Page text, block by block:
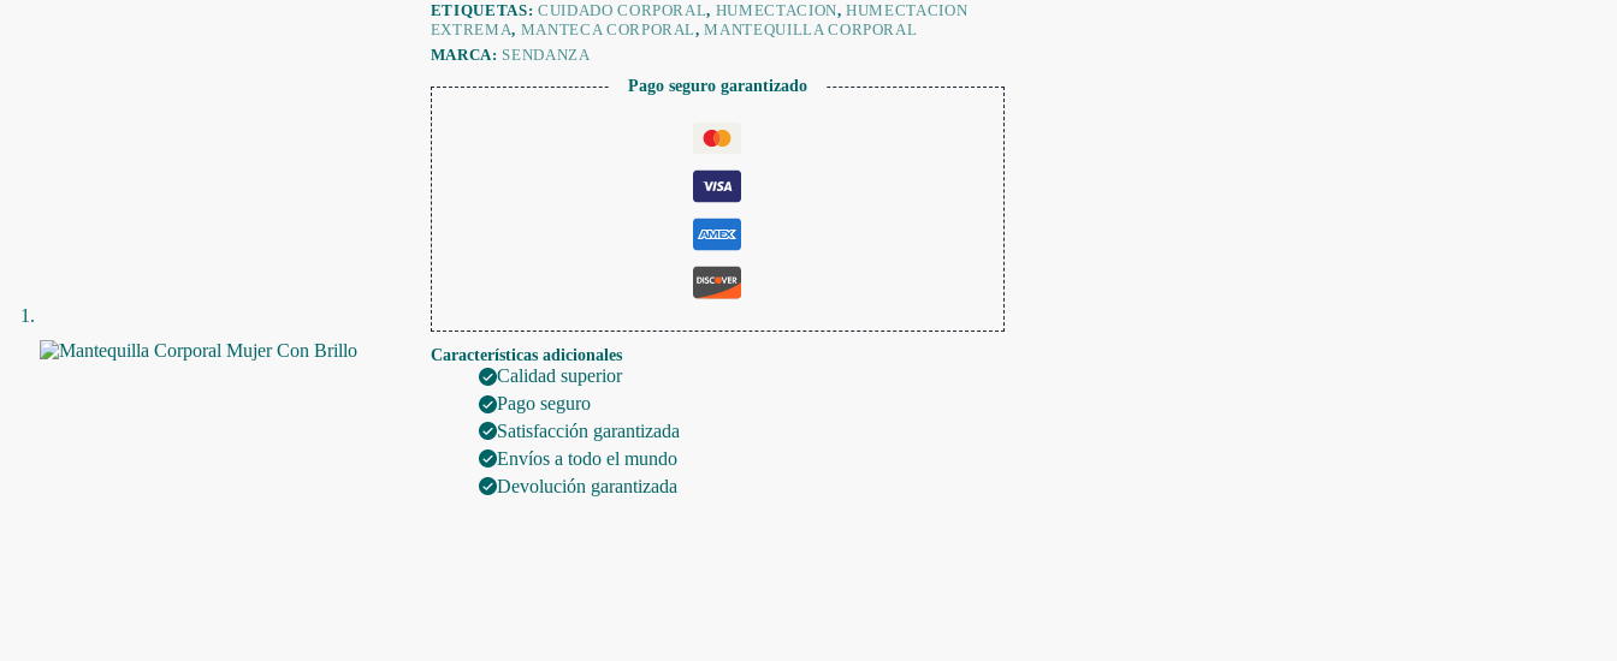
ETIQUETAS: CUIDADO CORPORAL, HUMECTACION,HUMECTACION
EXTREMA, MANTECA CORPORAL,MANTEQUILLA CORPORAL
MARCA: SENDANZA
Pago seguro garantizado
Características adicionales
Calidad superior
Pago seguro
Satisfacción garantizada
Envíos a todo el mundo
Devolución garantizada